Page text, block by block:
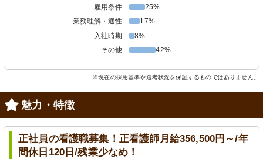
雇用条件
25%
業務理解・適性
17%
入社時期
8%
その他
42%
※現在の採用基準や選考状況を保証するものではありません。
魅力・特徴
正社員の看護職募集！正看護師月給356,500円～/年
間休日120日/残業少なめ！